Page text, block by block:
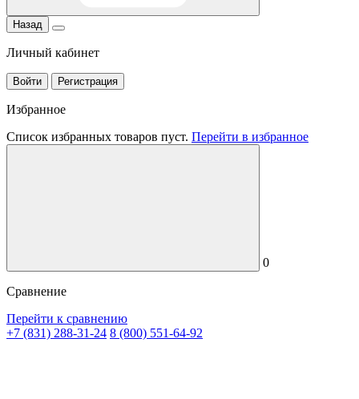
Назад
Личный кабинет
Войти Регистрация
Избранное
Список избранных товаров пуст. Перейти в избранное
0
Сравнение
Перейти к сравнению
+7 (831) 288-31-24 8 (800) 551-64-92